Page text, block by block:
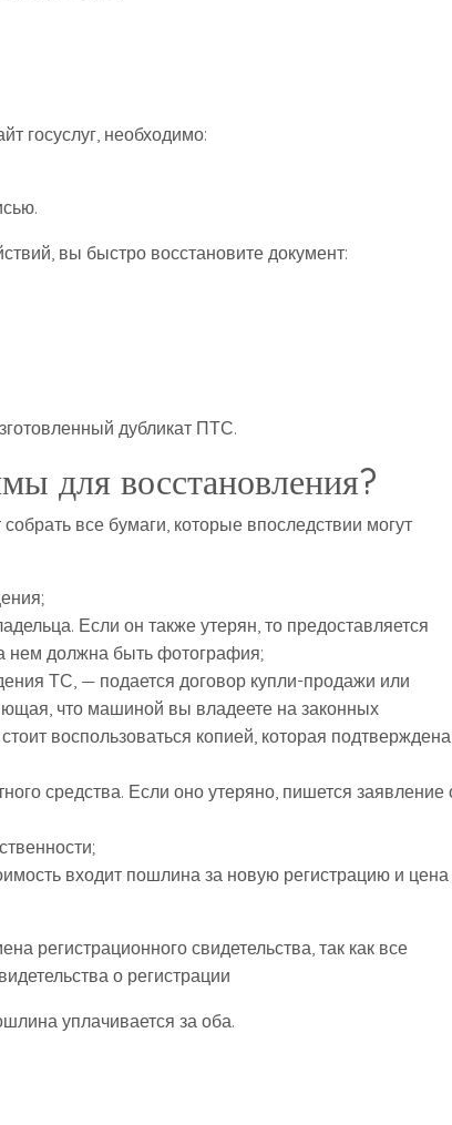
госуслуг, необходимо:
вы быстро восстановите документ:
дубликат ПТС.
для восстановления?
все бумаги, которые впоследствии могут
Если он также утерян, то предоставляется
нем должна быть фотография;
ТС, — подается договор купли-продажи или
что машиной вы владеете на законных
воспользоваться копией, которая подтверждена
средства. Если оно утеряно, пишется заявление
входит пошлина за новую регистрацию и цена
регистрационного свидетельства, так как все
о регистрации
уплачивается за оба.